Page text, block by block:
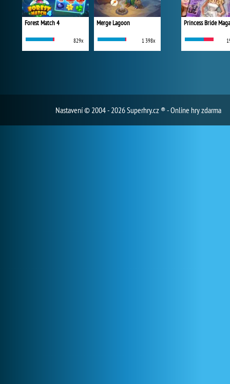
Forest Match 4
829x
Merge Lagoon
1 398x
Princess Bride
Nastavení© 2004 - 2026 Superhry.cz ® - Online hry zdarma